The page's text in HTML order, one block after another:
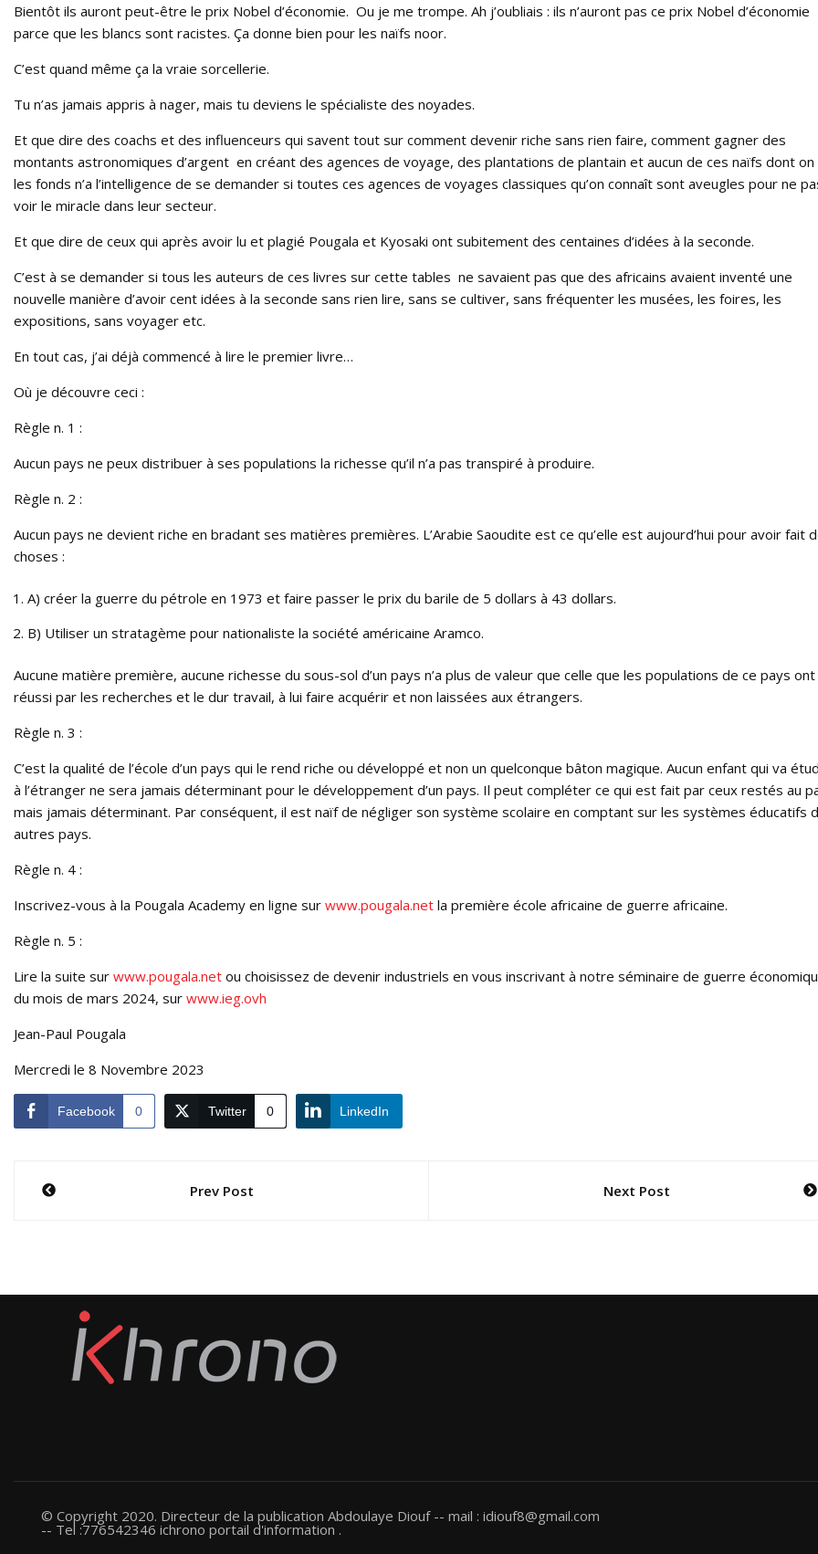
Bientôt ils auront peut-être le prix Nobel d’économie. Ou je me trompe. Ah j’oubliais : ils n’auront pas ce prix Nobel d’économie
parce que les blancs sont racistes. Ça donne bien pour les naïfs noor.
C’est quand même ça la vraie sorcellerie.
Tu n’as jamais appris à nager, mais tu deviens le spécialiste des noyades.
Et que dire des coachs et des influenceurs qui savent tout sur comment devenir riche sans rien faire, comment gagner des
montants astronomiques d’argent en créant des agences de voyage, des plantations de plantain et aucun de ces naïfs dont on
les fonds n’a l’intelligence de se demander si toutes ces agences de voyages classiques qu’on connaît sont aveugles pour ne
voir le miracle dans leur secteur.
Et que dire de ceux qui après avoir lu et plagié Pougala et Kyosaki ont subitement des centaines d’idées à la seconde.
C’est à se demander si tous les auteurs de ces livres sur cette tables ne savaient pas que des africains avaient inventé une
nouvelle manière d’avoir cent idées à la seconde sans rien lire, sans se cultiver, sans fréquenter les musées, les foires, les
expositions, sans voyager etc.
En tout cas, j’ai déjà commencé à lire le premier livre…
Où je découvre ceci :
Règle n. 1 :
Aucun pays ne peux distribuer à ses populations la richesse qu’il n’a pas transpiré à produire.
Règle n. 2 :
Aucun pays ne devient riche en bradant ses matières premières. L’Arabie Saoudite est ce qu’elle est aujourd’hui pour avoir fait
choses :
A) créer la guerre du pétrole en 1973 et faire passer le prix du barile de 5 dollars à 43 dollars.
B) Utiliser un stratagème pour nationaliste la société américaine Aramco.
Aucune matière première, aucune richesse du sous-sol d’un pays n’a plus de valeur que celle que les populations de ce pays ont
réussi par les recherches et le dur travail, à lui faire acquérir et non laissées aux étrangers.
Règle n. 3 :
C’est la qualité de l’école d’un pays qui le rend riche ou développé et non un quelconque bâton magique. Aucun enfant qui va
à l’étranger ne sera jamais déterminant pour le développement d’un pays. Il peut compléter ce qui est fait par ceux restés au
mais jamais déterminant. Par conséquent, il est naïf de négliger son système scolaire en comptant sur les systèmes éducatifs
autres pays.
Règle n. 4 :
Inscrivez-vous à la Pougala Academy en ligne sur www.pougala.net la première école africaine de guerre africaine.
Règle n. 5 :
Lire la suite sur www.pougala.net ou choisissez de devenir industriels en vous inscrivant à notre séminaire de guerre
du mois de mars 2024, sur www.ieg.ovh
Jean-Paul Pougala
Mercredi le 8 Novembre 2023
Facebook 0 Twitter 0 LinkedIn
Navigation
Prev Post Next Post
© Copyright 2020. Directeur de la publication Abdoulaye Diouf -- mail : idiouf8@gmail.com
-- Tel :776542346 ichrono portail d'information .